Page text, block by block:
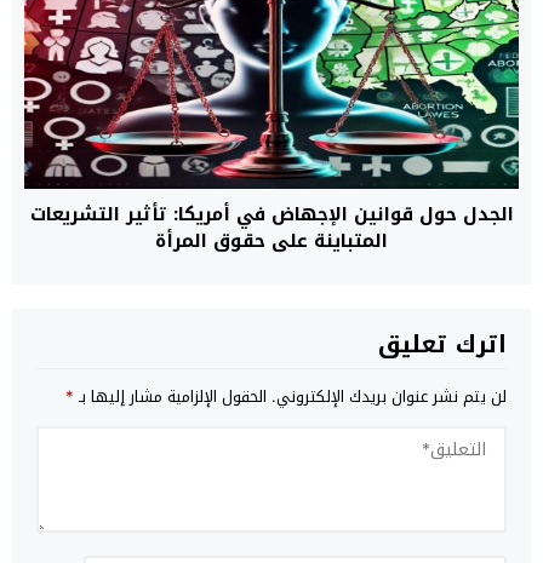
الجدل حول قوانين الإجهاض في أمريكا: تأثير التشريعات
المتباينة على حقوق المرأة
اترك تعليق
لن يتم نشر عنوان بريدك الإلكتروني. الحقول الإلزامية مشار إليها بـ*